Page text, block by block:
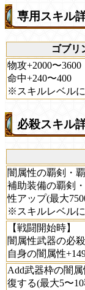
専用スキル
ゴブリ
物攻+2000〜3600
命中+240〜400
※スキルレベルに
必殺スキル
闇属性の覇剣・
補助装備の覇剣
性アップ(最大
※スキルレベルに
【戦闘開始時】
闇属性武器の必
自身の闇属性
Add武器枠の闇
復する(最大5〜